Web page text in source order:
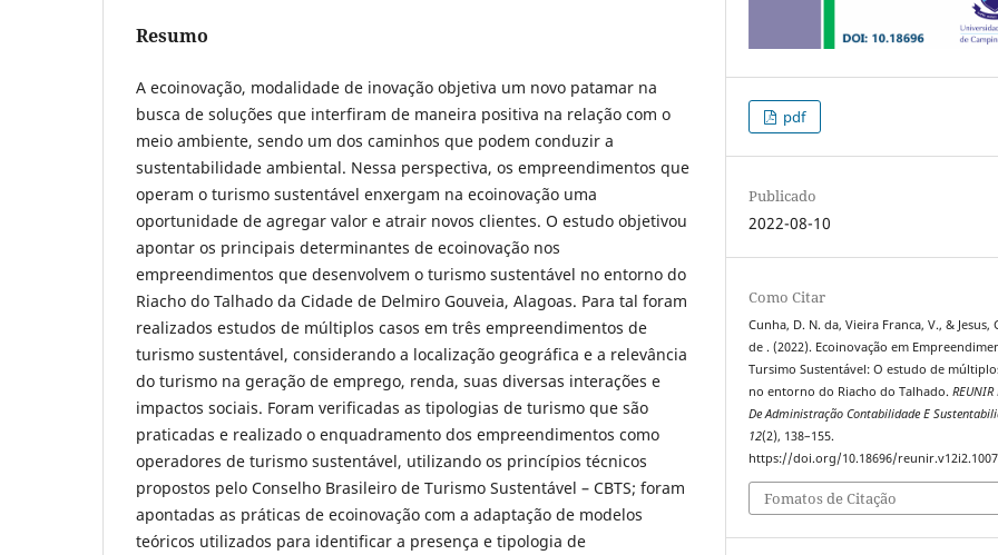
Resumo
A ecoinovação, modalidade de inovação objetiva um novo patamar na
busca de soluções que interfiram de maneira positiva na relação com o
meio ambiente, sendo um dos caminhos que podem conduzir a
sustentabilidade ambiental. Nessa perspectiva, os empreendimentos que
operam o turismo sustentável enxergam na ecoinovação uma
oportunidade de agregar valor e atrair novos clientes. O estudo objetivou
apontar os principais determinantes de ecoinovação nos
empreendimentos que desenvolvem o turismo sustentável no entorno do
Riacho do Talhado da Cidade de Delmiro Gouveia, Alagoas. Para tal foram
realizados estudos de múltiplos casos em três empreendimentos de
turismo sustentável, considerando a localização geográfica e a relevância
do turismo na geração de emprego, renda, suas diversas interações e
impactos sociais. Foram verificadas as tipologias de turismo que são
praticadas e realizado o enquadramento dos empreendimentos como
operadores de turismo sustentável, utilizando os princípios técnicos
propostos pelo Conselho Brasileiro de Turismo Sustentável – CBTS; foram
apontadas as práticas de ecoinovação com a adaptação de modelos
teóricos utilizados para identificar a presença e tipologia de
pdf
Publicado
2022-08-10
Como Citar
Cunha, D. N. da, Vieira Franca, V., & Jesus,
de . (2022). Ecoinovação em
Tursimo Sustentável: O estudo de
no entorno do Riacho do Talhado.REUNIR
De Administração Contabilidade E
12(2), 138–155.
https://doi.org/10.18696/reunir.v12i2.1007
Fomatos de Citação